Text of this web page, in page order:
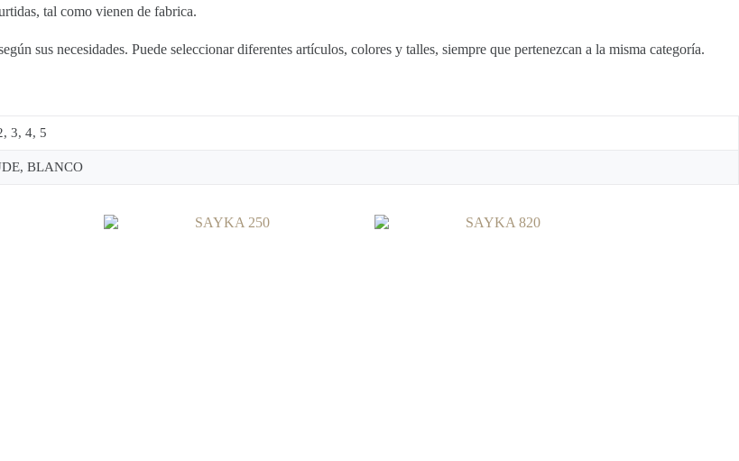
tal como vienen de fabrica.
sus necesidades. Puede seleccionar diferentes artículos, colores y talles, siempre que pertenezcan a la misma categoría.
3, 4, 5
BLANCO